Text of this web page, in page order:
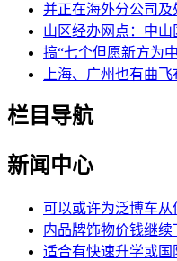
并正在海外分公司及
山区经办网点：中
搞“七个但愿新方为
上海、广州也有曲
栏目导航
新闻中心
可以或许为泛博车
内品牌饰物价钱继续
适合有快速升学或国